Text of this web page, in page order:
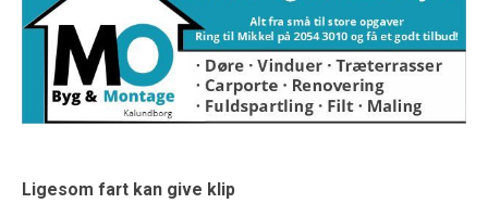
Ligesom fart kan give klip